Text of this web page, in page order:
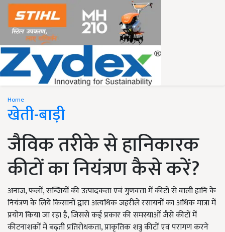
Home
खेती-बाड़ी
जैविक तरीके से हानिकारक
कीटों का नियंत्रण कैसे करें?
अनाज, फलों, सब्जियों की उत्पादकता एवं गुणवत्ता में कीटों से वाली हानि के
नियंत्रण के लिये किसानों द्वारा अत्यधिक जहरीले रसायनों का अधिक मात्रा में
प्रयोग किया जा रहा है, जिससे कई प्रकार की समस्याओं जैसे कीटों में
कीटनाशकों में बढ़ती प्रतिरोधकता, प्राकृतिक शत्रु कीटों एवं परागण करने